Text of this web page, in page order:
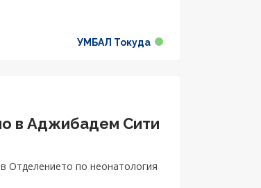
УМБАЛ Токуда
в Аджибадем Сити
Отделението по неонатология